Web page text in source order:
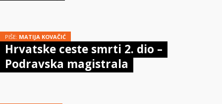
PIŠE: MATIJA KOVAČIĆ
Hrvatske ceste smrti 2. dio –
Podravska magistrala